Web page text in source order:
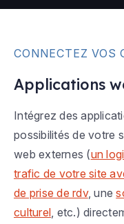
CONNECTEZ VOS
Applications
Intégrez des
possibilités de votre
web externes (un
trafic de votre site
de prise de rdv, une
culturel, etc.)